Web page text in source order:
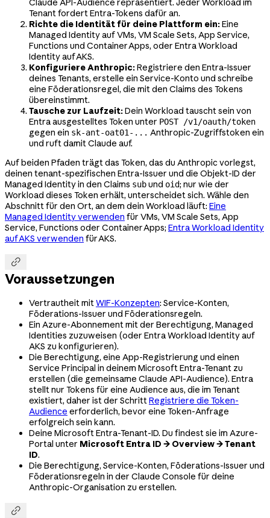
Claude API-Audience repräsentiert. Jeder Workload im
Tenant fordert Entra-Tokens dafür an.
Richte die Identität für deine Plattform ein:Eine
Managed Identity auf VMs, VM Scale Sets, App Service,
Functions und Container Apps, oder Entra Workload
Identity auf AKS.
Konfiguriere Anthropic:Registriere den Entra-Issuer
deines Tenants, erstelle ein Service-Konto und schreibe
eine Föderationsregel, die mit den Claims des Tokens
übereinstimmt.
Tausche zur Laufzeit:Dein Workload tauscht sein von
Entra ausgestelltes Token unter POST /v1/oauth/token
gegen ein sk-ant-oat01-... Anthropic-Zugriffstoken ein
und ruft damit Claude auf.
Auf beiden Pfaden trägt das Token, das du Anthropic vorlegst,
deinen tenant-spezifischen Entra-Issuer und die Objekt-ID der
Managed Identity in den Claims subund oid; nur wie der
Workload dieses Token erhält, unterscheidet sich. Wähle den
Abschnitt für den Ort, an dem dein Workload läuft: Eine
Managed Identity verwenden für VMs, VM Scale Sets, App
Service, Functions oder Container Apps; Entra Workload Identity
auf AKS verwenden für AKS.

Voraussetzungen
Vertrautheit mitWIF-Konzepten: Service-Konten,
Föderations-Issuer und Föderationsregeln.
Ein Azure-Abonnement mit der Berechtigung, Managed
Identities zuzuweisen (oder Entra Workload Identity auf
AKS zu konfigurieren).
Die Berechtigung, eine App-Registrierung und einen
Service Principal in deinem Microsoft Entra-Tenant zu
erstellen (die gemeinsame Claude API-Audience). Entra
stellt nur Tokens für eine Audience aus, die im Tenant
existiert, daher ist der SchrittRegistriere die Token-
Audience erforderlich, bevor eine Token-Anfrage
erfolgreich sein kann.
Deine Microsoft Entra-Tenant-ID. Du findest sie im Azure-
Portal unter Microsoft Entra ID → Overview → Tenant
ID.
Die Berechtigung, Service-Konten, Föderations-Issuer und
Föderationsregeln in der Claude Console für deine
Anthropic-Organisation zu erstellen.
